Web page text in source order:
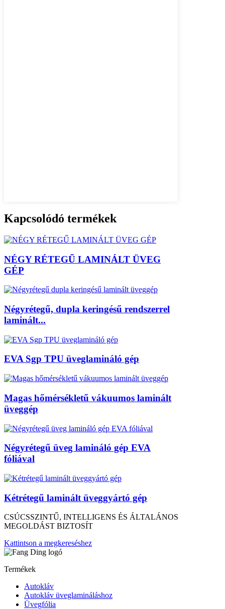
Kapcsolódó termékek
NÉGY RÉTEGŰ LAMINÁLT ÜVEG
GÉP
Négyrétegű, dupla keringésű rendszerrel
laminált...
EVA Sgp TPU üveglamináló gép
Magas hőmérsékletű vákuumos laminált
üveggép
Négyrétegű üveg lamináló gép EVA
fóliával
Kétrétegű laminált üveggyártó gép
CSÚCSSZINTŰ, INTELLIGENS ÉS ÁLTALÁNOS
MEGOLDÁST BIZTOSÍT
Kattintson a megkereséshez
Termékek
Autokláv
Autokláv üveglamináláshoz
Üvegfólia